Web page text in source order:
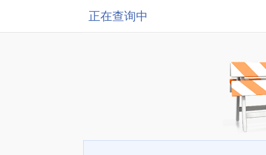
正在查询中